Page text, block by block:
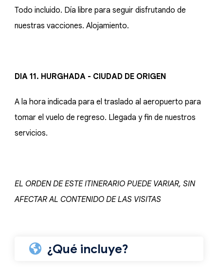
Todo incluido. Día libre para seguir disfrutando de
nuestras vacciones. Alojamiento.
DIA 11. HURGHADA - CIUDAD DE ORIGEN
A la hora indicada para el traslado al aeropuerto para
tomar el vuelo de regreso. Llegada y fin de nuestros
servicios.
EL ORDEN DE ESTE ITINERARIO PUEDE VARIAR, SIN
AFECTAR AL CONTENIDO DE LAS VISITAS
¿Qué incluye?